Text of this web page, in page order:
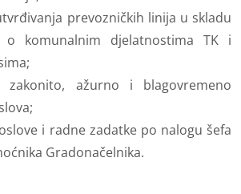
prevozničkih linija u skladu
o komunalnim djelatnostima TK i
zakonito, ažurno i blagovremeno
i radne zadatke po nalogu šefa
Gradonačelnika.